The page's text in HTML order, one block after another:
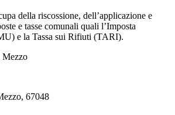
della riscossione, dell’applicazione e
e tasse comunali quali l’Imposta
e la Tassa sui Rifiuti (TARI).
67048